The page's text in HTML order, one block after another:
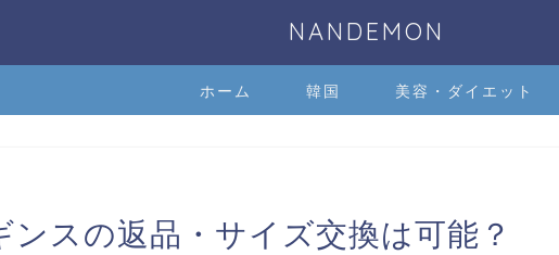
NANDEMON
ホーム 韓国 美容・ダイエット
ンスの返品・サイズ交換は可能？